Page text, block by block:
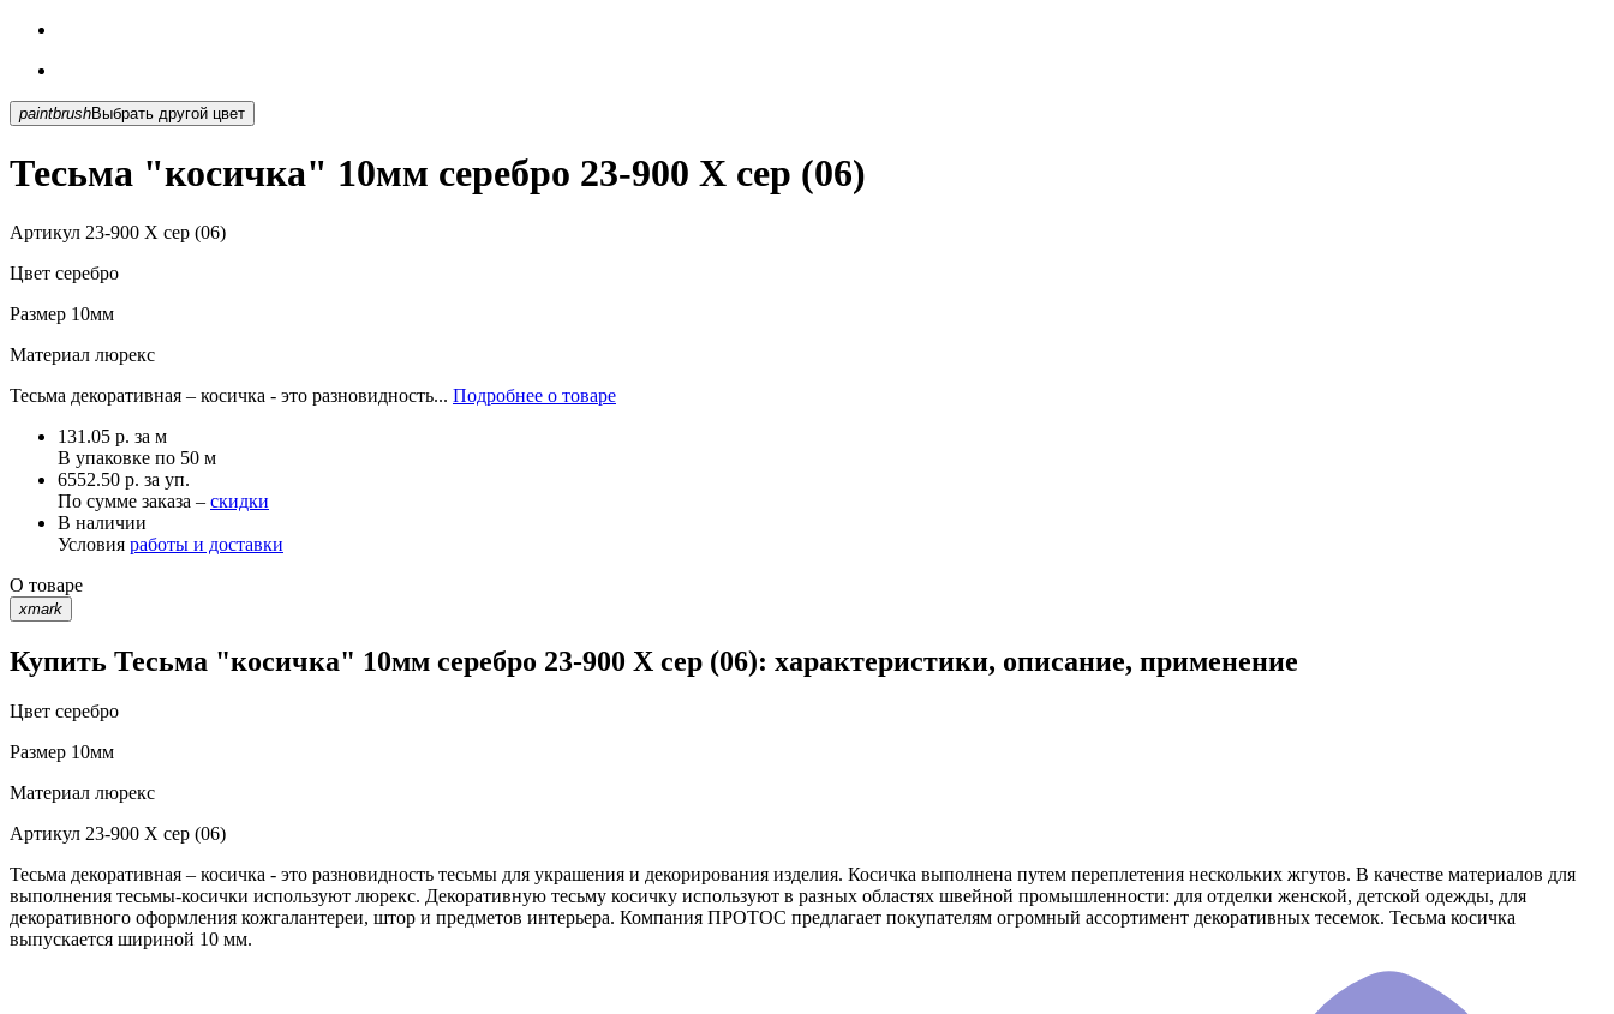
paintbrush Выбрать другой цвет
Тесьма "косичка" 10мм серебро 23-900 X сер (06)
Артикул 23-900 X сер (06)
Цвет серебро
Размер 10мм
Материал люрекс
Тесьма декоративная – косичка - это разновидность... Подробнее о товаре
131.05 р. за м
В упаковке по 50 м
6552.50 р. за уп.
По сумме заказа – скидки
В наличии
Условия работы и доставки
О товаре
xmark
Купить Тесьма "косичка" 10мм серебро 23-900 X сер (06): характеристики, описание, применение
Цвет серебро
Размер 10мм
Материал люрекс
Артикул 23-900 X сер (06)
Тесьма декоративная – косичка - это разновидность тесьмы для украшения и декорирования изделия. Косичка выполнена путем переплетения нескольких жгутов. В качестве материалов для
выполнения тесьмы-косички используют люрекс. Декоративную тесьму косичку используют в разных областях швейной промышленности: для отделки женской, детской одежды, для
декоративного оформления кожгалантереи, штор и предметов интерьера. Компания ПРОТОС предлагает покупателям огромный ассортимент декоративных тесемок. Тесьма косичка
выпускается шириной 10 мм.